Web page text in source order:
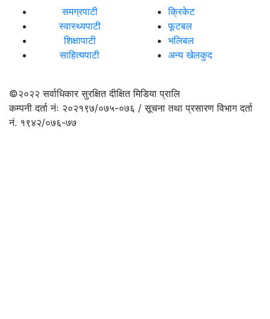
समग्रपाटी
स्वास्थ्यपाटी
शिक्षापाटी
साहित्यपाटी
क्रिकेट
फूटबल
भलिबल
अन्य खेलकुद
©२०२२सर्वाधिकार सुरक्षित दीक्षित मिडिया प्रालि
कम्पनी दर्ता नंः २०२१९७/०७५-०७६ / सूचना तथा प्रसारण विभाग दर्ता
नं. १९४२/०७६-७७